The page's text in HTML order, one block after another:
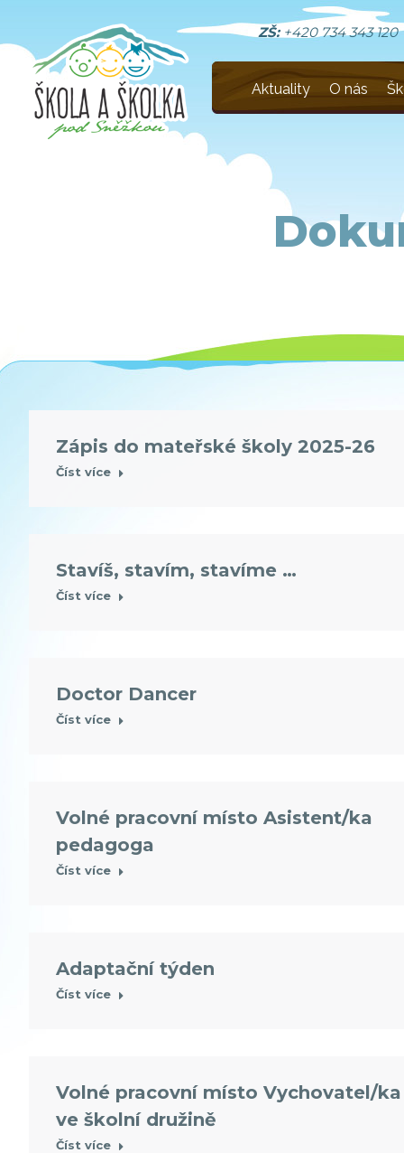
ZŠ: +420 734 343 120
Aktuality O nás
Zápis do mateřské školy 2025-26
Číst více
Stavíš, stavím, stavíme …
Číst více
Doctor Dancer
Číst více
Volné pracovní místo Asistent/ka
pedagoga
Číst více
Adaptační týden
Číst více
Volné pracovní místo Vychovatel/ka
ve školní družině
Číst více